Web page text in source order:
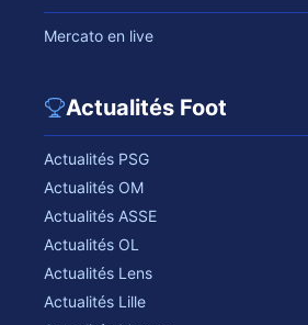
Mercato en live
Actualités Foot
Actualités PSG
Actualités OM
Actualités ASSE
Actualités OL
Actualités Lens
Actualités Lille